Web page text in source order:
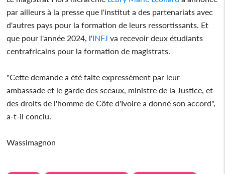
par ailleurs à la presse que l'institut a des partenariats avec
d'autres pays pour la formation de leurs ressortissants. Et
que pour l'année 2024, l'INFJ va recevoir deux étudiants
centrafricains pour la formation de magistrats.
"Cette demande a été faite expressément par leur
ambassade et le garde des sceaux, ministre de la Justice, et
des droits de l'homme de Côte d'Ivoire a donné son accord",
a-t-il conclu.
Wassimagnon